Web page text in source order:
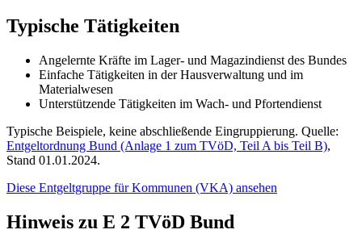
Typische Tätigkeiten
Angelernte Kräfte im Lager- und Magazindienst des Bundes
Einfache Tätigkeiten in der Hausverwaltung und im
Materialwesen
Unterstützende Tätigkeiten im Wach- und Pfortendienst
Typische Beispiele, keine abschließende Eingruppierung. Quelle:
Entgeltordnung Bund (Anlage 1 zum TVöD, Teil A bis Teil B),
Stand 01.01.2024.
Diese Entgeltgruppe fürKommunen (VKA) ansehen
Hinweis zu E 2 TVöD Bund